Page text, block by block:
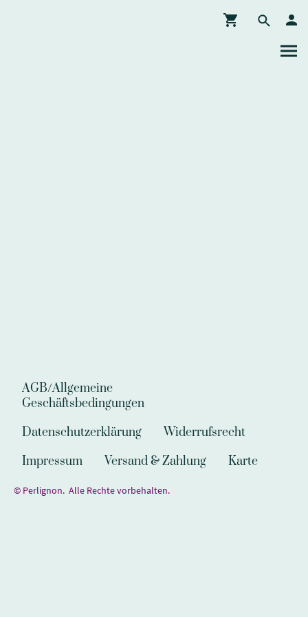
AGB/Allgemeine
Geschäftsbedingungen
Datenschutzerklärung
Widerrufsrecht
Impressum
Versand & Zahlung Karte
© Perlignon. Alle Rechte vorbehalten.